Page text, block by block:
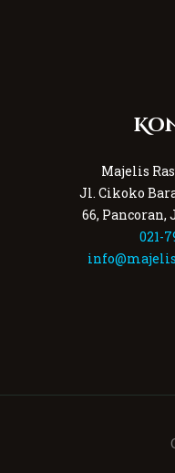
Majelis
Jl. Cikoko
66,
021-